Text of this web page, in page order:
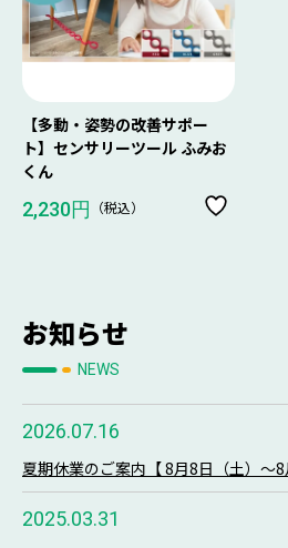
【多動・姿勢の改善サポー
ト】センサリーツール ふみお
くん
2,230円 （税込）
お知らせ
NEWS
2026.07.16
夏期休業のご案内【 8月8日（土）～8
2025.03.31